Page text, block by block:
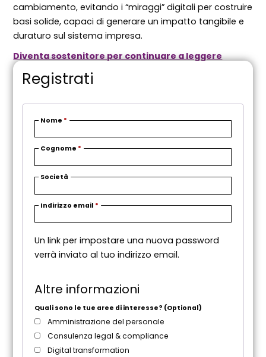
cambiamento, evitando i “miraggi” digitali per costruire
basi solide, capaci di generare un impatto tangibile e
duraturo sul sistema impresa.
Diventa sostenitore per continuare a leggere
Registrati
Nome *
Cognome *
Società
Indirizzo email * R
h
t
o
Un link per impostare una nuova password
verrà inviato al tuo indirizzo email.
Altre informazioni
Quali sono le tue aree di interesse? (Optional)
Amministrazione del personale
Consulenza legal & compliance
Digital transformation